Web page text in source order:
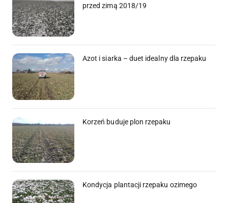
przed zimą 2018/19
Azot i siarka – duet idealny dla rzepaku
Korzeń buduje plon rzepaku
Kondycja plantacji rzepaku ozimego